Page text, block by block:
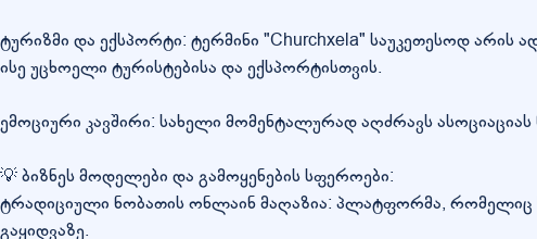
ტურიზმი და ექსპორტი: ტერმინი "Churchxela" საუკეთესოდ
ისე უცხოელი ტურისტებისა და ექსპორტისთვის.
ემოციური კავშირი: სახელი მომენტალურად აღძრავს
💡 ბიზნეს მოდელები და გამოყენების სფეროები:
ტრადიციული ნობათის ონლაინ მაღაზია: პლატფორმა, რომელიც
გაყიდვაზე.